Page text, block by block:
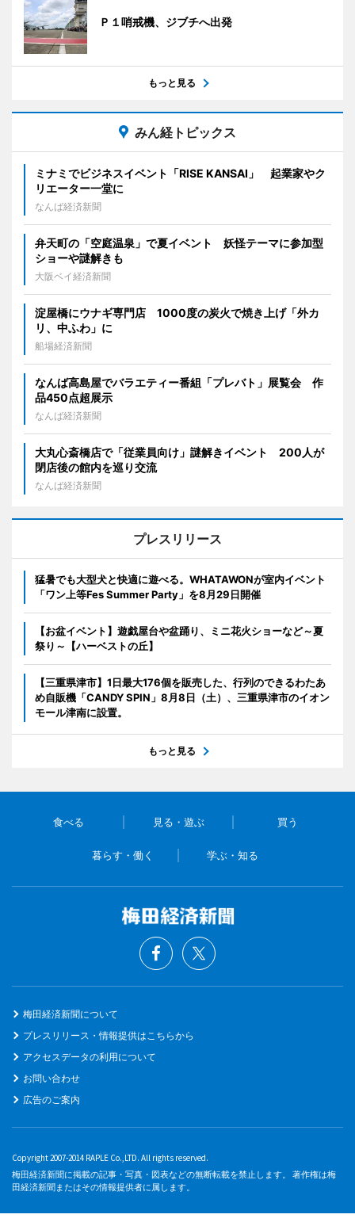
Ｐ１哨戒機、ジブチへ出発
もっと見る
みん経トピックス
ミナミでビジネスイベント「RISE KANSAI」 起業家やク
リエーター一堂に
なんば経済新聞
弁天町の「空庭温泉」で夏イベント 妖怪テーマに参加型
ショーや謎解きも
大阪ベイ経済新聞
淀屋橋にウナギ専門店 1000度の炭火で焼き上げ「外カ
リ、中ふわ」に
船場経済新聞
なんば高島屋でバラエティー番組「プレバト」展覧会 作
品450点超展示
なんば経済新聞
大丸心斎橋店で「従業員向け」謎解きイベント 200人が
閉店後の館内を巡り交流
なんば経済新聞
プレスリリース
猛暑でも大型犬と快適に遊べる。WHATAWONが室内イベント
「ワン上等Fes Summer Party」を8月29日開催
【お盆イベント】遊戯屋台や盆踊り、ミニ花火ショーなど～夏
祭り～【ハーベストの丘】
【三重県津市】1日最大176個を販売した、行列のできるわたあ
め自販機「CANDY SPIN」8月8日（土）、三重県津市のイオン
モール津南に設置。
もっと見る
食べる 見る・遊ぶ 買う
暮らす・働く 学ぶ・知る
梅田経済新聞について
プレスリリース・情報提供はこちらから
アクセスデータの利用について
お問い合わせ
広告のご案内
Copyright 2007-2014 RAPLE Co.,LTD. All rights reserved.
梅田経済新聞に掲載の記事・写真・図表などの無断転載を禁止します。 著作権は梅
田経済新聞またはその情報提供者に属します。